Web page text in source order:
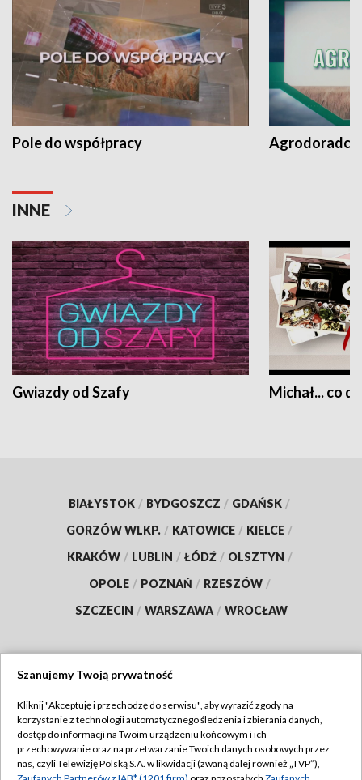
Pole do współpracy Agrodoradcy
INNE
Gwiazdy od Szafy Michał... co
BIAŁYSTOK / BYDGOSZCZ / GDAŃSK /
GORZÓW WLKP. / KATOWICE / KIELCE /
KRAKÓW / LUBLIN / ŁÓDŹ / OLSZTYN /
OPOLE / POZNAŃ / RZESZÓW /
SZCZECIN / WARSZAWA / WROCŁAW
TVP
Abonament TVP
Emisja w TVP
Regulamin TVP
Szanujemy Twoją prywatność
Kliknij "Akceptuję i przechodzę do serwisu", aby wyrazić zgody na
korzystanie z technologii automatycznego śledzenia i zbierania danych,
dostęp do informacji na Twoim urządzeniu końcowym i ich
przechowywanie oraz na przetwarzanie Twoich danych osobowych przez
nas, czyli Telewizję Polską S.A. w likwidacji (zwaną dalej również „TVP”),